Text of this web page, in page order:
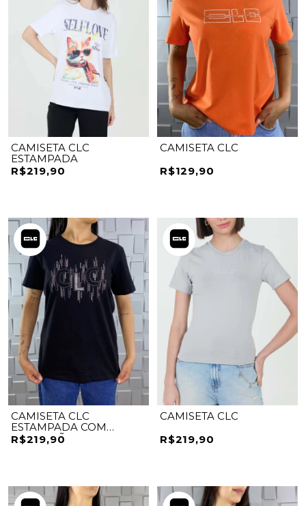
CAMISETA CLC
ESTAMPADA
R$219,90
CAMISETA CLC
R$129,90
CAMISETA CLC
ESTAMPADA COM
APLICAÇÃO
R$219,90
CAMISETA CLC
R$219,90